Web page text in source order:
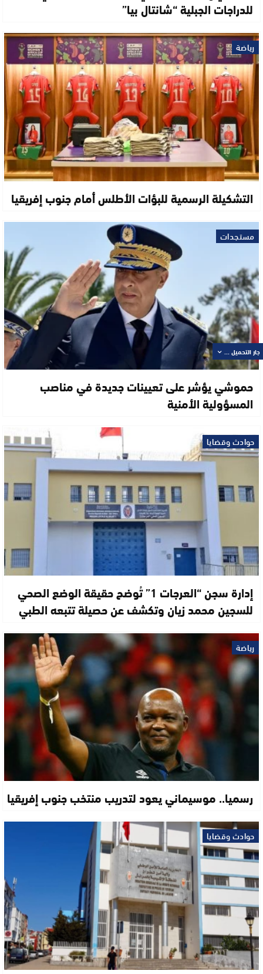
للدراجات الجبلية “شانتال بيا”
رياضة
التشكيلة الرسمية للبؤات الأطلس أمام جنوب إفريقيا
مستجدات
حموشي يؤشر على تعيينات جديدة في مناصب
المسؤولية الأمنية
حوادث وقضايا
إدارة سجن “العرجات 1” تُوضح حقيقة الوضع الصحي
للسجين محمد زيان وتكشف عن حصيلة تتبعه الطبي
رياضة
رسميا.. موسيماني يعود لتدريب منتخب جنوب إفريقيا
حوادث وقضايا
جار التحميل ...